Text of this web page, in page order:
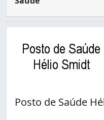
Anchieta (1)
Anil (2)
Bancários (1)
Benfica (2)
Posto de Saúde